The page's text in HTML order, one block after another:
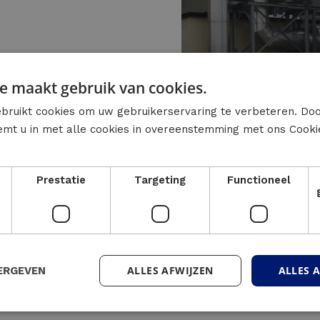
kan helpen om de onbalans tussen de
bronnen (zoals PV, WKK, warmtepompen,
en een verhoogde energie-efficiëntie.
technologieën:
maakt gebruik van cookies.
cookies om uw gebruikerservaring te verbeteren.
u in met alle cookies in overeenstemming met ons
Prestatie Targeting Functioneel
ALLES
ALLES AFWIJZEN